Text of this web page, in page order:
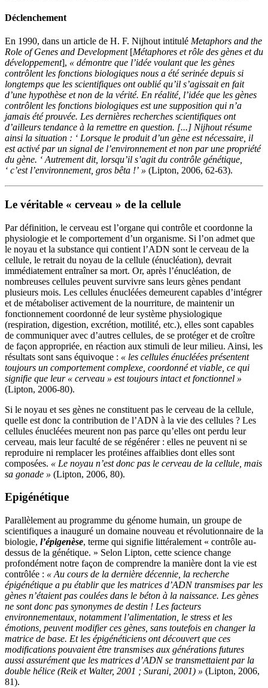
Déclenchement
En 1990, dans un article de H. F. Nijhout intitulé Metaphors and the
Role of Genes and Development[Métaphores et rôle des gènes et du
développement], « démontre que l’idée voulant que les gènes
contrôlent les fonctions biologiques nous a été serinée depuis si
longtemps que les scientifiques ont oublié qu’il s’agissait en fait
d’une hypothèse et non de la vérité. En réalité, l’idée que les gènes
contrôlent les fonctions biologiques est une supposition qui n’a
jamais été prouvée. Les dernières recherches scientifiques ont
d’ailleurs tendance à la remettre en question. [...] Nijhout résume
ainsi la situation : ‘ Lorsque le produit d’un gène est nécessaire, il
est activé par un signal de l’environnement et non par une propriété
du gène. ‘ Autrement dit, lorsqu’il s’agit du contrôle génétique,
‘ c’est l’environnement, gros bêta !’ » (Lipton, 2006, 62-63).
Le véritable « cerveau » de la cellule
Par définition, le cerveau est l’organe qui contrôle et coordonne la
physiologie et le comportement d’un organisme. Si l’on admet que
le noyau et la substance qui contient l’ADN sont le cerveau de la
cellule, le retrait du noyau de la cellule (énucléation), devrait
immédiatement entraîner sa mort. Or, après l’énucléation, de
nombreuses cellules peuvent survivre sans leurs gènes pendant
plusieurs mois. Les cellules énucléées demeurent capables d’intégrer
et de métaboliser activement de la nourriture, de maintenir un
fonctionnement coordonné de leur système physiologique
(respiration, digestion, excrétion, motilité, etc.), elles sont capables
de communiquer avec d’autres cellules, de se protéger et de croître
de façon appropriée, en réaction aux stimuli de leur milieu. Ainsi, les
résultats sont sans équivoque : « les cellules énucléées présentent
toujours un comportement complexe, coordonné et viable, ce qui
signifie que leur « cerveau » est toujours intact et fonctionnel »
(Lipton, 2006-80).
Si le noyau et ses gènes ne constituent pas le cerveau de la cellule,
quelle est donc la contribution de l’ADN à la vie des cellules ? Les
cellules énucléées meurent non pas parce qu’elles ont perdu leur
cerveau, mais leur faculté de se régénérer : elles ne peuvent ni se
reproduire ni remplacer les protéines affaiblies dont elles sont
composées. « Le noyau n’est donc pas le cerveau de la cellule, mais
sa gonade » (Lipton, 2006, 80).
Epigénétique
Parallèlement au programme du génome humain, un groupe de
scientifiques a inauguré un domaine nouveau et révolutionnaire de la
biologie, l’épigenèse, terme qui signifie littéralement « contrôle au-
dessus de la génétique. » Selon Lipton, cette science change
profondément notre façon de comprendre la manière dont la vie est
contrôlée : « Au cours de la dernière décennie, la recherche
épigénétique a pu établir que les matrices d’ADN transmises par les
gènes n’étaient pas coulées dans le béton à la naissance. Les gènes
ne sont donc pas synonymes de destin ! Les facteurs
environnementaux, notamment l’alimentation, le stress et les
émotions, peuvent modifier ces gènes, sans toutefois en changer la
matrice de base. Et les épigénéticiens ont découvert que ces
modifications pouvaient être transmises aux générations futures
aussi assurément que les matrices d’ADN se transmettaient par la
double hélice (Reik et Walter, 2001 ; Surani, 2001) » (Lipton, 2006,
81).